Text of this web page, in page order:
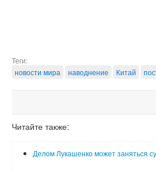
Теги:
новости мира
наводнение Китай
Читайте также:
Делом Лукашенко может заняться